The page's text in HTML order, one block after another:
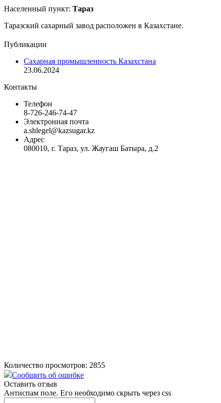
Населенный пункт: Тараз
Таразский сахарный завод расположен в Казахстане.
Публикации
Сахарная промышленность Казахстана
23.06.2024
Контакты
Телефон
8-726-246-74-47
Электронная почта
a.shlegel@kazsugar.kz
Адрес
080010, г. Тараз, ул. Жаугаш Батыра, д.2
Количество просмотров: 2855
Сообщить об ошибке
Оставить отзыв
Антиспам поле. Его необходимо скрыть через css